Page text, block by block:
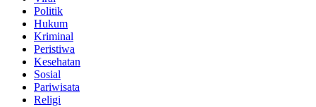
Politik
Hukum
Kriminal
Peristiwa
Kesehatan
Sosial
Pariwisata
Religi